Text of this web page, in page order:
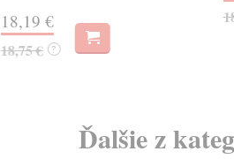
18,19 €
18,75 € ?
Ďalšie z